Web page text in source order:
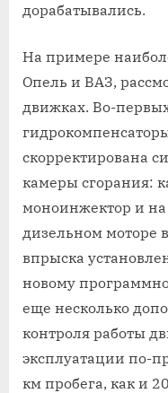
дорабатывались.
На примере
Опель и ВАЗ,
движках. Во-
скорректирована
камеры сгорания:
моноинжектор и
дизельном моторе
впрыска
новому
еще несколько
контроля работы
эксплуатации по-
км пробега, как и